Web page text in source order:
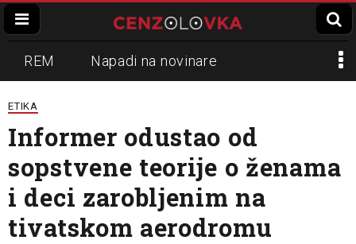
REM Napadi na novinare
Zvučni top
Propaganda Lokalni mediji
Informer Slavko Ćuruvija
ETIKA
Informer odustao od
sopstvene teorije o ženama
i deci zarobljenim na
tivatskom aerodromu